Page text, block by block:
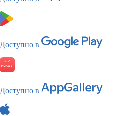
Доступно в
Доступно в